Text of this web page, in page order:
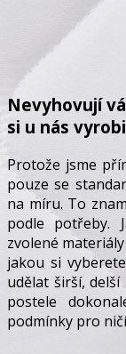
Nevyhovují
si u nás
Protože jsme
pouze se
na míru. To
podle potřeby.
zvolené
jakou si
udělat širší,
postele
podmínky pro